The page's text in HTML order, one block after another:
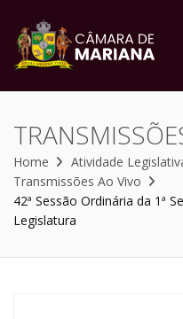
Home Atividade
Transmissões Ao Vivo
42ª Sessão Ordinária da 1ª
Legislatura